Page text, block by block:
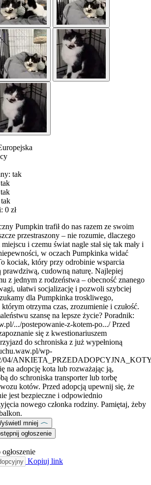
tak
tak
tak
tak
0 zł
Pumpkin trafił do nas razem ze swoim
przestraszony – nie rozumie, dlaczego
i czemu świat nagle stał się tak mały i
w oczach Pumpkinka widać
kociak, który przy odrobinie wsparcia
prawdziwą, cudowną naturę. Najlepiej
z jednym z rodzeństwa – obecność znanego
ułatwi socjalizację i pozwoli szybciej
dla Pumpkinka troskliwego,
otrzyma czas, zrozumienie i czułość.
szansę na lepsze życie? Poradnik:
.../postepowanie-z-kotem-po.../ Przed
się z kwestionariuszem
do schroniska z już wypełnioną
wp-
04/
na adopcję kota lub rozważając ją,
do schroniska transporter lub torbę
kotów. Przed adopcją upewnij się, że
jest bezpieczne i odpowiednio
nowego członka rodziny. Pamiętaj, żeby
mniej
ogłoszenie
Kopiuj link